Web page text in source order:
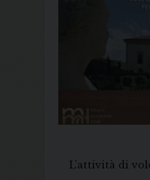
L’attività di